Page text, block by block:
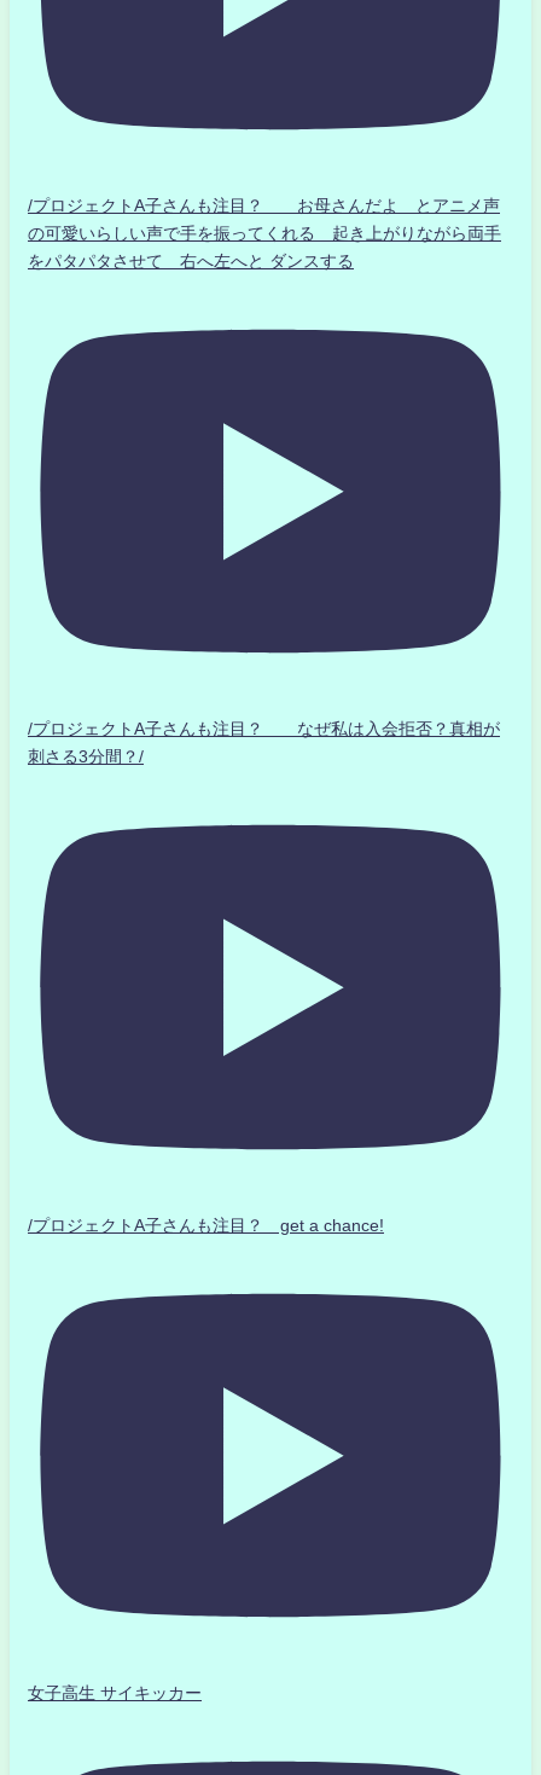
/プロジェクトA子さんも注目？ お母さんだよ とアニメ声
の可愛いらしい声で手を振ってくれる 起き上がりながら両手
をパタパタさせて 右へ左へと ダンスする
/プロジェクトA子さんも注目？ なぜ私は入会拒否？真相が
刺さる3分間？/
/プロジェクトA子さんも注目？ get a chance!
女子高生 サイキッカー